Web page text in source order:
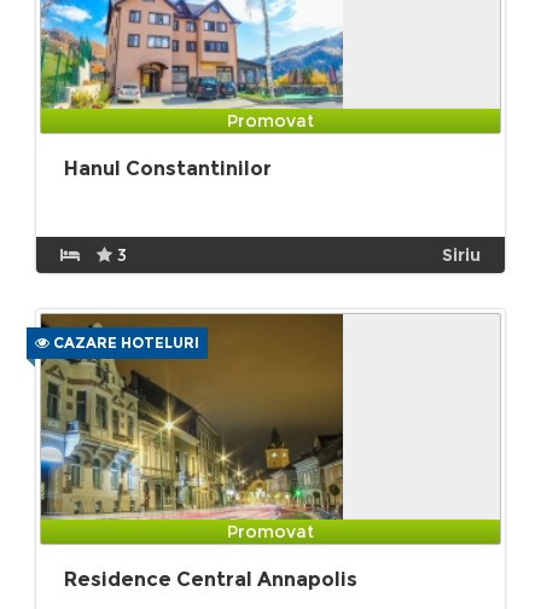
Promovat
Hanul Constantinilor
3 Siriu
CAZARE HOTELURI
Promovat
Residence Central Annapolis